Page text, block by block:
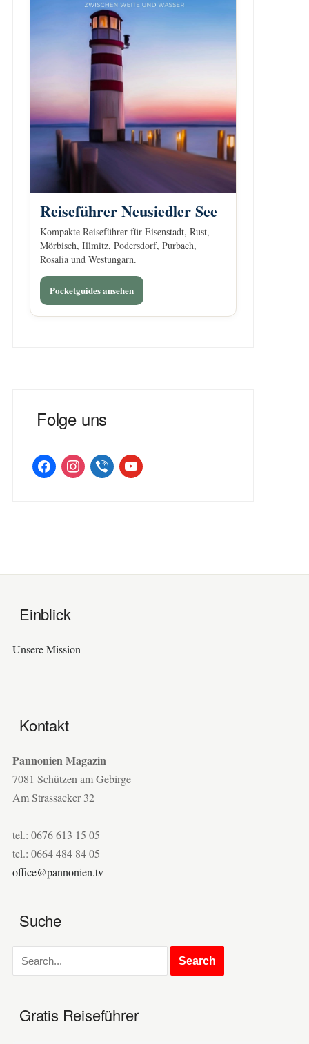
Reiseführer Neusiedler See
Kompakte Reiseführer für Eisenstadt, Rust,
Mörbisch, Illmitz, Podersdorf, Purbach,
Rosalia und Westungarn.
Pocketguides ansehen
Folge uns
facebookinstagramviber youtube
Einblick
Unsere Mission
Kontakt
Pannonien Magazin
7081 Schützen am Gebirge
Am Strassacker 32
tel.: 0676 613 15 05
tel.: 0664 484 84 05
office@pannonien.tv
Suche
Gratis Reiseführer